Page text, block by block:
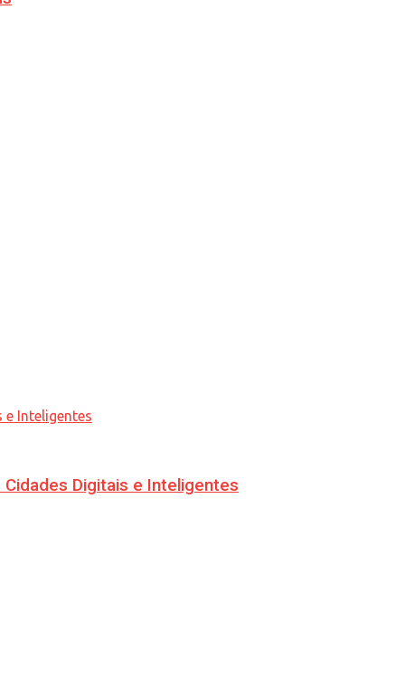
Digitais e Inteligentes